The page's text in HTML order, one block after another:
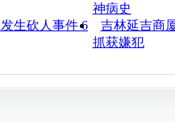
神病史
生砍人事件 6
吉林延吉商
抓获嫌犯